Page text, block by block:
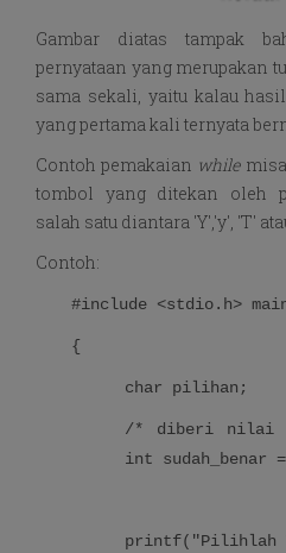
Gambar diatas tampak
pernyataan yang merupakan
sama sekali, yaitu kalau
yang pertama kali ternyata
Contoh pemakaian while
tombol yang ditekan oleh
salah satu diantara 'Y','y', 'T'
Contoh:
#include <stdio.h>
{
char pilihan;
/* diberi nilai
int sudah_benar
printf("Pilihlah